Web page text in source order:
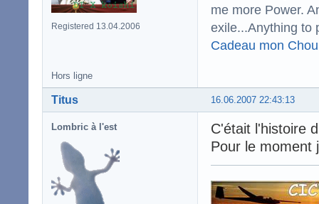
Registered 13.04.2006
me more Power.
exile...Anything to
Cadeau mon
Hors ligne
16.06.2007 22:43:13
Titus
Lombric à l'est
C'était l'histoire
Pour le moment